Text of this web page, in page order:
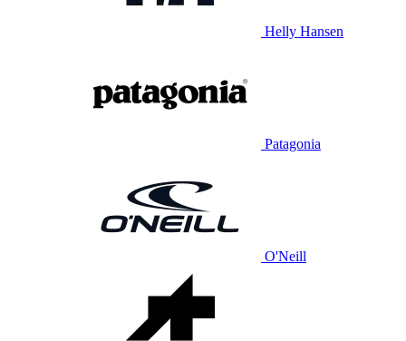
Helly Hansen
Patagonia
O'Neill